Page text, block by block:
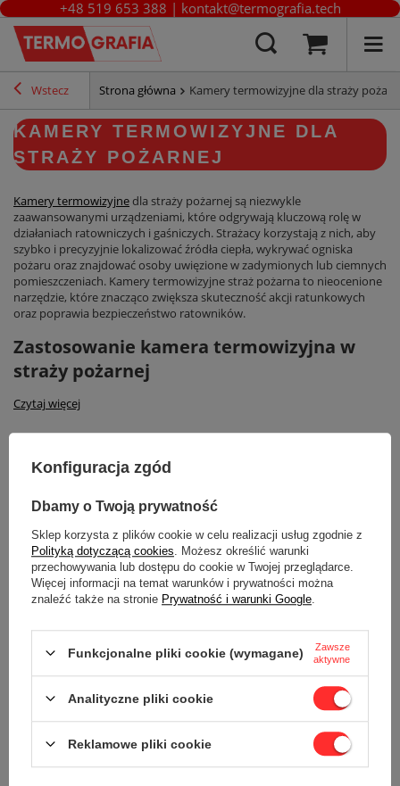
+48 519 653 388 | kontakt@termografia.tech
Wstecz Strona główna Kamery termowizyjne dla straży
KAMERY TERMOWIZYJNE DLA
STRAŻY POŻARNEJ
Kamery termowizyjnedla straży pożarnej są niezwykle
zaawansowanymi urządzeniami, które odgrywają kluczową rolę w
działaniach ratowniczych i gaśniczych. Strażacy korzystają z nich, aby
szybko i precyzyjnie lokalizować źródła ciepła, wykrywać ogniska
pożaru oraz znajdować osoby uwięzione w zadymionych lub ciemnych
pomieszczeniach. Kamery termowizyjne straż pożarna to nieocenione
narzędzie, które znacząco zwiększa skuteczność akcji ratunkowych
oraz poprawia bezpieczeństwo ratowników.
Zastosowanie kamera termowizyjna w
straży pożarnej
Czytaj więcej
Sortuj po cenie rosnąco
CHWILOWO NIEDOSTĘPNY
THERMALMASTER
Kamera termowizyjna do
ThermalMaster THOR002
Cena na telefon
+ Dodaj do porównania
Konfiguracja zgód
Dbamy o Twoją prywatność
Sklep korzysta z plików cookie w celu realizacji usług zgodnie z
Polityką dotyczącą cookies . Możesz określić warunki
przechowywania lub dostępu do cookie w Twojej przeglądarce.
Więcej informacji na temat warunków i prywatności można
znaleźć także na stronie Prywatność i warunki Google
Funkcjonalne pliki cookie (wymagane)
Zawsze
aktywne
Analityczne pliki cookie
Reklamowe pliki cookie